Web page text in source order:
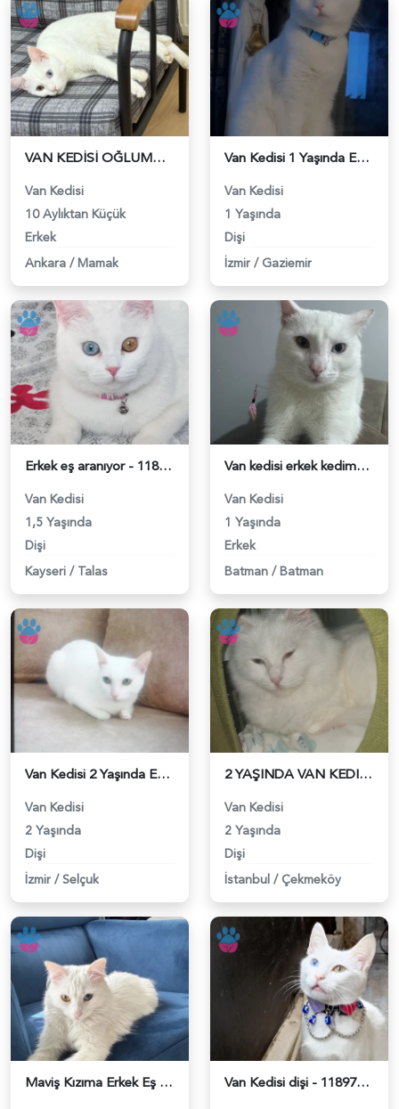
VAN KEDİSİ OĞLUMUZA EŞ ARIYORUZ - 118981951
Van Kedisi
10 Aylıktan Küçük
Erkek
Ankara / Mamak
Van Kedisi 1 Yaşında Eş Arıyor - 118981692
Van Kedisi
1 Yaşında
Dişi
İzmir / Gaziemir
Erkek eş aranıyor - 118981298
Van Kedisi
1,5 Yaşında
Dişi
Kayseri / Talas
Van kedisi erkek kedime eş arıyorum - 118980950
Van Kedisi
1 Yaşında
Erkek
Batman / Batman
Van Kedisi 2 Yaşında Eş Arıyor - 118980894
Van Kedisi
2 Yaşında
Dişi
İzmir / Selçuk
2 YAŞINDA VAN KEDIMIZE ERKEK ES ARIYOZ - 118980337
Van Kedisi
2 Yaşında
Dişi
İstanbul / Çekmeköy
Maviş Kızıma Erkek Eş Arıyorum - 118980165 Van Kedisi dişi - 118979739